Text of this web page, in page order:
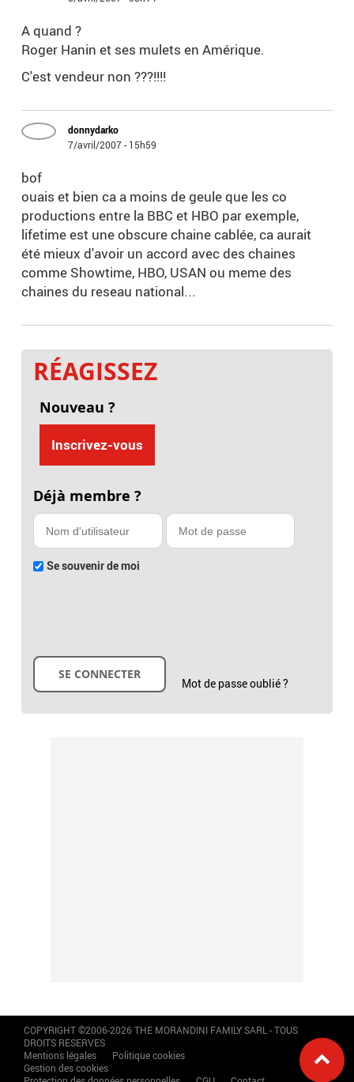
A quand ?
Roger Hanin et ses mulets en Amérique.
C'est vendeur non ???!!!!
donnydarko
7/avril/2007 - 15h59
bof
ouais et bien ca a moins de geule que les co
productions entre la BBC et HBO par exemple,
lifetime est une obscure chaine cablée, ca aurait
été mieux d'avoir un accord avec des chaines
comme Showtime, HBO, USAN ou meme des
chaines du reseau national...
RÉAGISSEZ
Nouveau ?
Inscrivez-vous
Déjà membre ?
Se souvenir de moi
Mot de passe oublié ?
COPYRIGHT ©2006-2026 THE MORANDINI FAMILY SARL - TOUS
DROITS RESERVES
Mentions légales
Politique cookies
Gestion des cookies